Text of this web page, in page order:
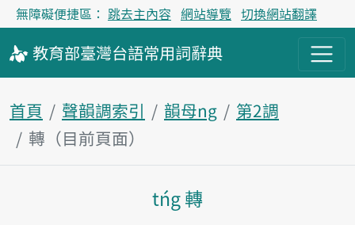
無障礙便捷區： 跳去主內容 網站導覽 切換網站翻譯
教育部臺灣台語常用詞辭典
首頁 聲韻調索引 韻母ng
第2調
轉（目前頁面）
主內容區塊
tńg 轉